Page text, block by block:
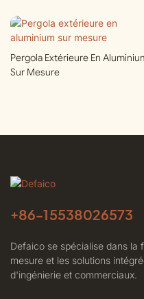
Pergola Extérieure En
Sur Mesure
+86-15538026573
Defaico se spécialise dans la
mesure et les solutions
d'ingénierie et commerciaux.